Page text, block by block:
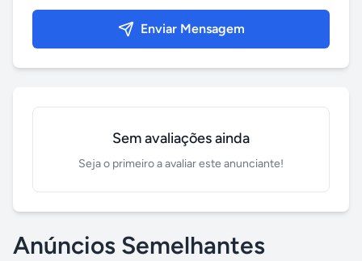
Enviar Mensagem
Sem avaliações ainda
Seja o primeiro a avaliar este anunciante!
Anúncios Semelhantes